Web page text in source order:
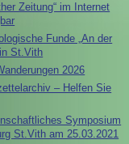
Zeitung“ im Internet
Funde „An der
St.Vith
2026
– Helfen Sie
Symposium
St.Vith am 25.03.2021